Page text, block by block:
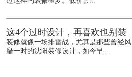
这4个过时设计，再喜欢也别装
装修就像一场排雷战，尤其是那些曾经风
靡一时的沈阳装修设计，如今早...